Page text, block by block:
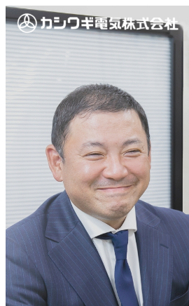
会社を知る
仕事を知る
先輩を知る
働く環境を知る